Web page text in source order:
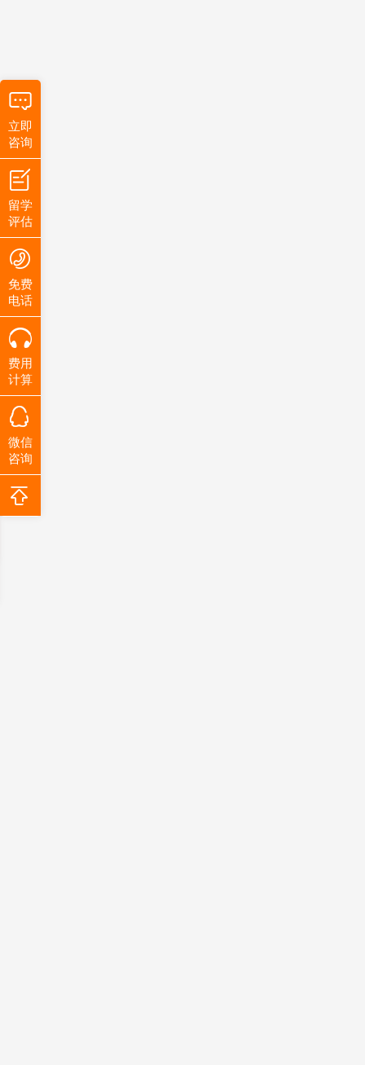
立即
咨询
留学
评估
免费
电话
费用
计算
微信
咨询